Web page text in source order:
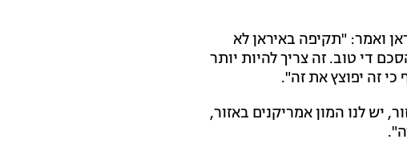
ואמר: "תקיפה באיראן לא
די טוב. זה צריך להיות יותר
זה יפוצץ את זה".
יש לנו המון אמריקנים באזור,